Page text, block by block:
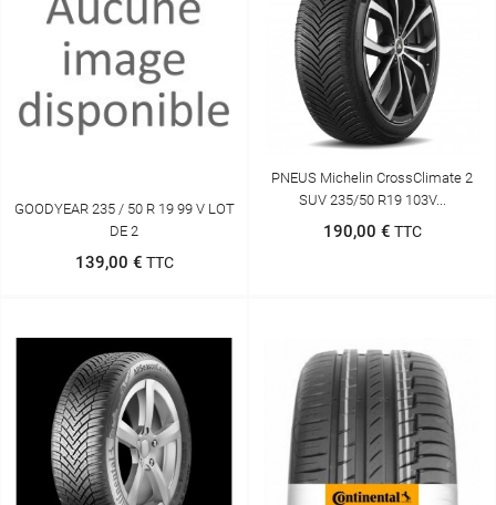
GOODYEAR 235 / 50 R 19 99 V LOT
DE 2
139,00 € TTC
PNEUS Michelin CrossClimate 2
SUV 235/50 R19 103V...
190,00 € TTC